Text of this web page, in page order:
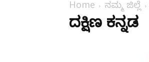
Home ನಮ್ಮ ಜಿಲ್ಲೆ
ದಕ್ಷಿಣ ಕನ್ನಡ